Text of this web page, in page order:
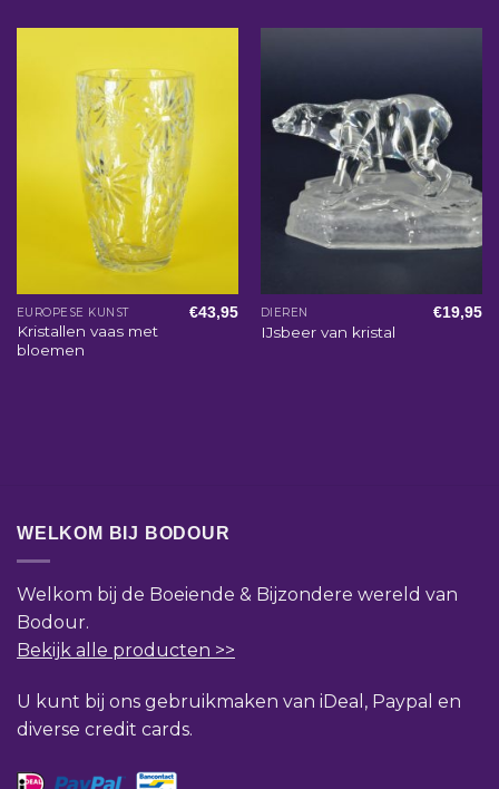
EUROPESE KUNST
Kristallen vaas met
bloemen
€43,95 DIEREN
IJsbeer van kristal
€19,95
WELKOM BIJ BODOUR
Welkom bij de Boeiende & Bijzondere wereld van
Bodour.
Bekijk alle producten >>
U kunt bij ons gebruikmaken van iDeal, Paypal en
diverse credit cards.